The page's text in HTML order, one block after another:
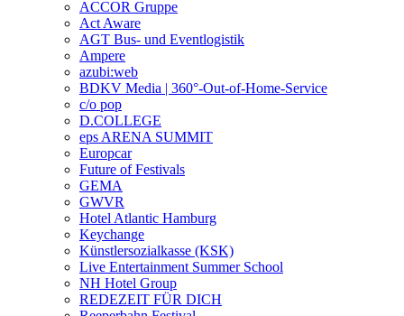
ACCOR Gruppe
Act Aware
AGT Bus- und Eventlogistik
Ampere
azubi:web
BDKV Media | 360°-Out-of-Home-Service
c/o pop
D.COLLEGE
eps ARENA SUMMIT
Europcar
Future of Festivals
GEMA
GWVR
Hotel Atlantic Hamburg
Keychange
Künstlersozialkasse (KSK)
Live Entertainment Summer School
NH Hotel Group
REDEZEIT FÜR DICH